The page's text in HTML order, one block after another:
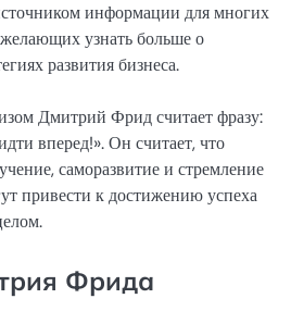
информации для многих
узнать больше о
развития бизнеса.
Дмитрий Фрид считает фразу:
вперед!». Он считает, что
саморазвитие и стремление
привести к достижению успеха
Фрида